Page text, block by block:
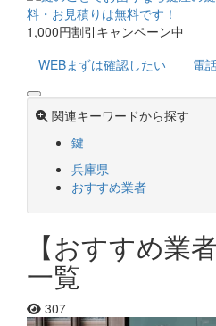
1,000円割引キャンペーン中
WEBまずは確認したい 電
関連キーワードから探す
鍵
兵庫県
おすすめ業者
【おすすめ業
一覧
307